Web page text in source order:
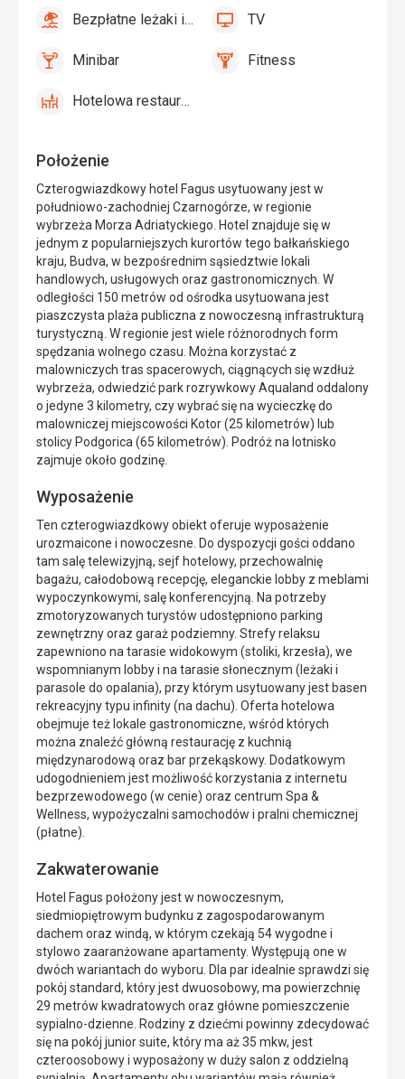
Położenie
Czterogwiazdkowy hotel Fagus usytuowany jest w
południowo-zachodniej Czarnogórze, w regionie
wybrzeża Morza Adriatyckiego. Hotel znajduje się w
jednym z popularniejszych kurortów tego bałkańskiego
kraju, Budva, w bezpośrednim sąsiedztwie lokali
handlowych, usługowych oraz gastronomicznych. W
odległości 150 metrów od ośrodka usytuowana jest
piaszczysta plaża publiczna z nowoczesną infrastrukturą
turystyczną. W regionie jest wiele różnorodnych form
spędzania wolnego czasu. Można korzystać z
malowniczych tras spacerowych, ciągnących się wzdłuż
wybrzeża, odwiedzić park rozrywkowy Aqualand oddalony
o jedyne 3 kilometry, czy wybrać się na wycieczkę do
malowniczej miejscowości Kotor (25 kilometrów) lub
stolicy Podgorica (65 kilometrów). Podróż na lotnisko
zajmuje około godzinę.
Wyposażenie
Ten czterogwiazdkowy obiekt oferuje wyposażenie
urozmaicone i nowoczesne. Do dyspozycji gości oddano
tam salę telewizyjną, sejf hotelowy, przechowalnię
bagażu, całodobową recepcję, eleganckie lobby z meblami
wypoczynkowymi, salę konferencyjną. Na potrzeby
zmotoryzowanych turystów udostępniono parking
zewnętrzny oraz garaż podziemny. Strefy relaksu
zapewniono na tarasie widokowym (stoliki, krzesła), we
wspomnianym lobby i na tarasie słonecznym (leżaki i
parasole do opalania), przy którym usytuowany jest basen
rekreacyjny typu infinity (na dachu). Oferta hotelowa
obejmuje też lokale gastronomiczne, wśród których
można znaleźć główną restaurację z kuchnią
międzynarodową oraz bar przekąskowy. Dodatkowym
udogodnieniem jest możliwość korzystania z internetu
bezprzewodowego (w cenie) oraz centrum Spa &
Wellness, wypożyczalni samochodów i pralni chemicznej
(płatne).
Zakwaterowanie
Hotel Fagus położony jest w nowoczesnym,
siedmiopiętrowym budynku z zagospodarowanym
dachem oraz windą, w którym czekają 54 wygodne i
stylowo zaaranżowane apartamenty. Występują one w
dwóch wariantach do wyboru. Dla par idealnie sprawdzi się
pokój standard, który jest dwuosobowy, ma powierzchnię
29 metrów kwadratowych oraz główne pomieszczenie
sypialno-dzienne. Rodziny z dziećmi powinny zdecydować
się na pokój junior suite, który ma aż 35 mkw, jest
czteroosobowy i wyposażony w duży salon z oddzielną
Bezpłatne
i
przy
Bezpłatne leżaki i parasole przy basenie
tak TV TV
tak
Minibar,Minibar
tak FitnessFitness
tak
HotelowaHotelowa restauracja
tak